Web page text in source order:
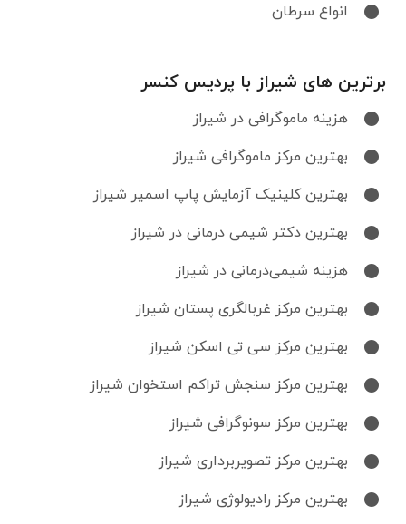
انواع سرطان
برترین های شیراز با پردیس کنسر
هزینه ماموگرافی در شیراز
بهترین مرکز ماموگرافی شیراز
بهترین کلینیک آزمایش پاپ اسمیر شیراز
بهترین دکتر شیمی‌ درمانی در شیراز
هزینه شیمی‌درمانی در شیراز
بهترین مرکز غربالگری پستان شیراز
بهترین مرکز سی تی اسکن شیراز
بهترین مرکز سنجش تراکم استخوان شیراز
بهترین مرکز سونوگرافی شیراز
بهترین مرکز تصویربرداری شیراز
بهترین مرکز رادیولوژی شیراز